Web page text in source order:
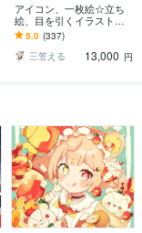
アイコン、一枚絵☆立ち
絵、目を引くイラスト描
きます イリアム、サム
ネ、live2D、YouTube、歌
ってみたも
5.0 (337)
三笠える
13,000 円